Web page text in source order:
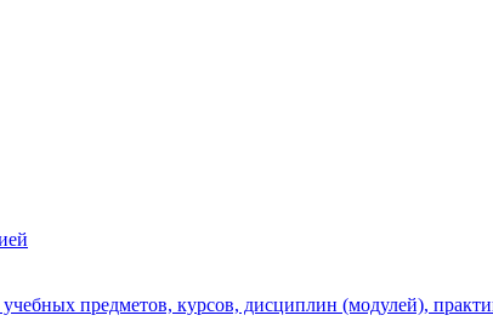
предметов, курсов, дисциплин (модулей),